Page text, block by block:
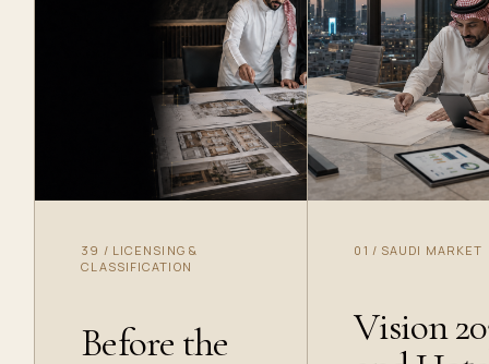
39 / LICENSING &
CLASSIFICATION
Before the
01 / SAUDI MARKET
Vision